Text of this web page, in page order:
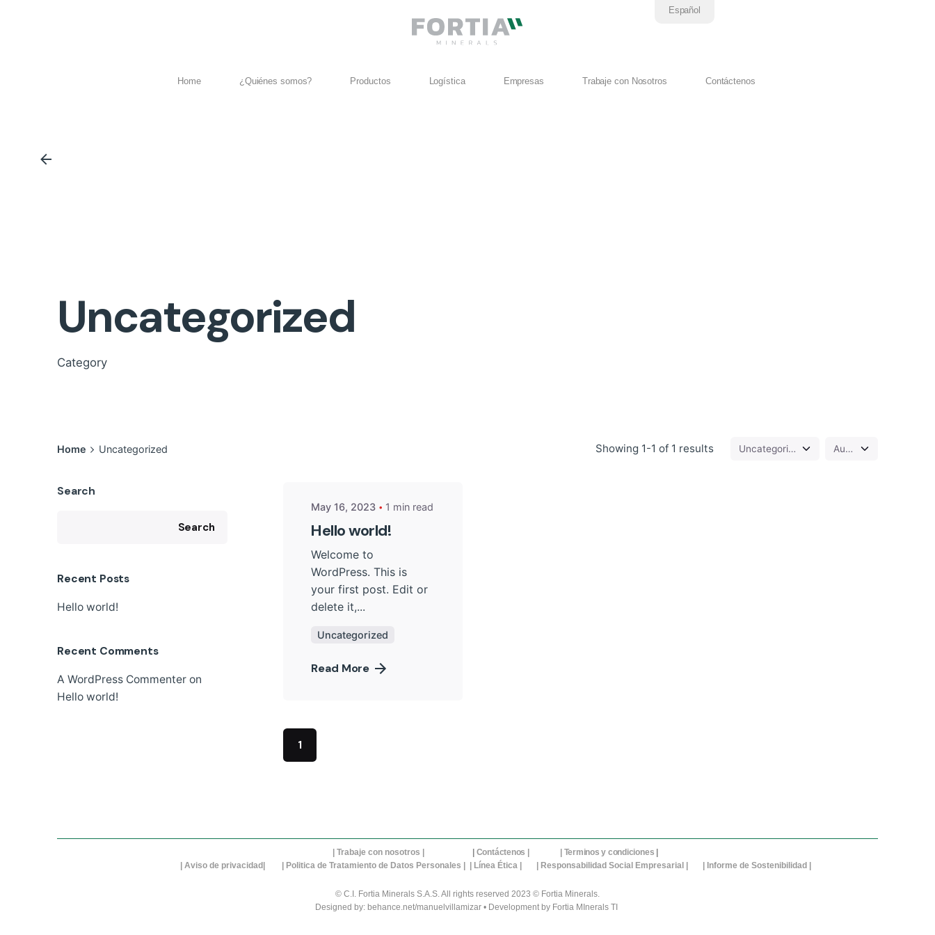
Home ¿Quiénes somos? Productos Logística Empresas Trabaje con Nosotros Contáctenos
Español
Uncategorized
Category
Home Uncategorized Showing 1-1 of 1 results
Search
Search
Recent Posts
Hello world!
Recent Comments
A WordPress Commenter on
Hello world!
May 16, 2023 1 min read
Hello world!
Welcome to
WordPress. This is
your first post. Edit or
delete it,...
Uncategorized
Read More
1
| Trabaje con nosotros Contáctenos Terminos y condiciones
| Aviso de privacidad Politica de Tratamiento de Datos Personales | Línea Ética| Responsabilidad Social Empresarial Informe de Sostenibilidad
© C.I. Fortia Minerals S.A.S. All rights reserved 2023 © Fortia Minerals.
Designed by: behance.net/manuelvillamizar • Development by Fortia MInerals TI